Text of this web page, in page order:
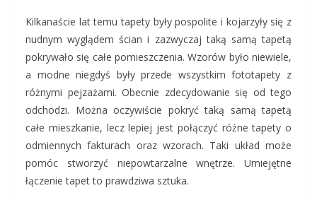
Kilkanaście lat temu tapety były pospolite i kojarzyły się z
nudnym wyglądem ścian i zazwyczaj taką samą tapetą
pokrywało się całe pomieszczenia. Wzorów było niewiele,
a modne niegdyś były przede wszystkim fototapety z
różnymi pejzażami. Obecnie zdecydowanie się od tego
odchodzi. Można oczywiście pokryć taką samą tapetą
całe mieszkanie, lecz lepiej jest połączyć różne tapety o
odmiennych fakturach oraz wzorach. Taki układ może
pomóc stworzyć niepowtarzalne wnętrze. Umiejętne
łączenie tapet to prawdziwa sztuka.